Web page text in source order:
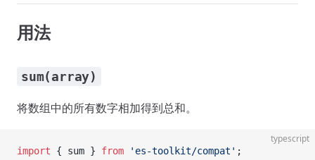
用法
sum(array)
将数组中的所有数字相加得到总和。
typescript
import { sum } from 'es-toolkit/compat' ;